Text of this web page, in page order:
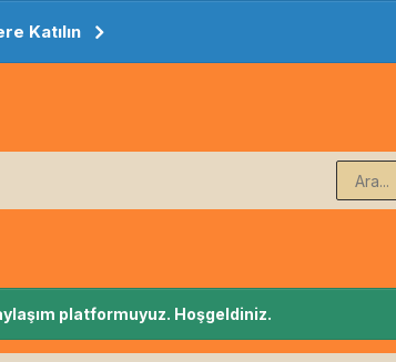
Katılın
platformuyuz. Hoşgeldiniz.